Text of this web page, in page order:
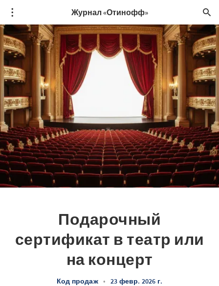
Журнал «Отинофф»
Подарочный
сертификат в театр или
на концерт
Код продаж • 23 февр. 2026 г.